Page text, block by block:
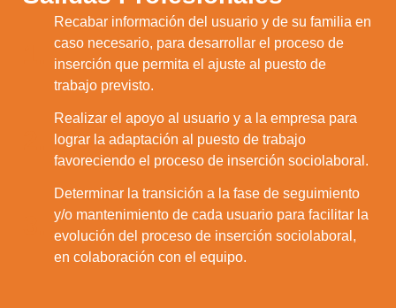
Recabar información del usuario y de su familia en
caso necesario, para desarrollar el proceso de
inserción que permita el ajuste al puesto de
trabajo previsto.
Realizar el apoyo al usuario y a la empresa para
lograr la adaptación al puesto de trabajo
favoreciendo el proceso de inserción sociolaboral.
Determinar la transición a la fase de seguimiento
y/o mantenimiento de cada usuario para facilitar la
evolución del proceso de inserción sociolaboral,
en colaboración con el equipo.